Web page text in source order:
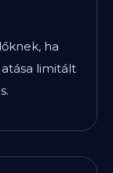
ha
limitált